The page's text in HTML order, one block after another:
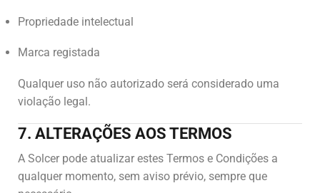
Propriedade intelectual
Marca registada
Qualquer uso não autorizado será considerado uma
violação legal.
7. ALTERAÇÕES AOS TERMOS
A Solcer pode atualizar estes Termos e Condições a
qualquer momento, sem aviso prévio, sempre que